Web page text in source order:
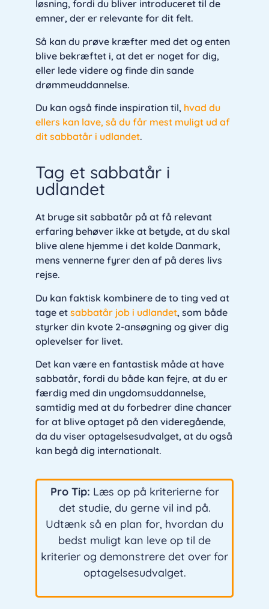
løsning, fordi du bliver introduceret til de
emner, der er relevante for dit felt.
Så kan du prøve kræfter med det og enten
blive bekræftet i, at det er noget for dig,
eller lede videre og finde din sande
drømmeuddannelse.
Du kan også finde inspiration til, hvad du
ellers kan lave, så du får mest muligt ud af
dit sabbatår i udlandet.
Tag et sabbatår i
udlandet
At bruge sit sabbatår på at få relevant
erfaring behøver ikke at betyde, at du skal
blive alene hjemme i det kolde Danmark,
mens vennerne fyrer den af på deres livs
rejse.
Du kan faktisk kombinere de to ting ved at
tage etsabbatår job i udlandet, som både
styrker din kvote 2-ansøgning og giver dig
oplevelser for livet.
Det kan være en fantastisk måde at have
sabbatår, fordi du både kan fejre, at du er
færdig med din ungdomsuddannelse,
samtidig med at du forbedrer dine chancer
for at blive optaget på den videregående,
da du viser optagelsesudvalget, at du også
kan begå dig internationalt.
Pro Tip: Læs op på kriterierne for
det studie, du gerne vil ind på.
Udtænk så en plan for, hvordan du
bedst muligt kan leve op til de
kriterier og demonstrere det over for
optagelsesudvalget.